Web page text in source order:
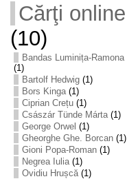
Cărţi online
(10)
Bandas Luminița-Ramona
(1)
Bartolf Hedwig(1)
Bors Kinga(1)
Ciprian Crețu(1)
Császár Tünde Márta(1)
George Orwel (1)
Gheorghe Ghe. Borcan(1)
Gioni Popa-Roman(1)
Negrea Iulia(1)
Ovidiu Hrușcă(1)